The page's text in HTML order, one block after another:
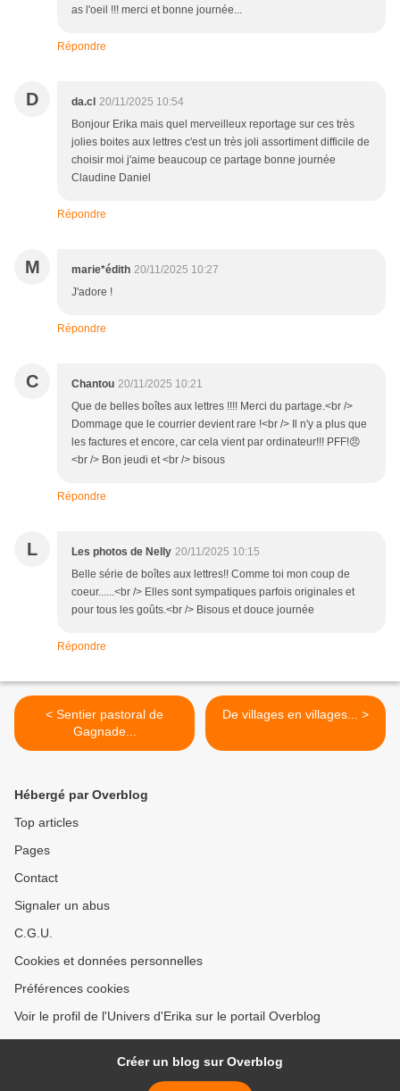
as l'oeil !!! merci et bonne journée...
Répondre
D da.cl 20/11/2025 10:54
Bonjour Erika mais quel merveilleux reportage sur ces très
jolies boites aux lettres c'est un très joli assortiment difficile de
choisir moi j'aime beaucoup ce partage bonne journée
Claudine Daniel
Répondre
M marie*édith 20/11/2025 10:27
J'adore !
Répondre
C Chantou 20/11/2025 10:21
Que de belles boîtes aux lettres !!!! Merci du partage.<br />
Dommage que le courrier devient rare !<br /> Il n'y a plus que
les factures et encore, car cela vient par ordinateur!!! PFF!😠
<br /> Bon jeudi et <br /> bisous
Répondre
L Les photos de Nelly 20/11/2025 10:15
Belle série de boîtes aux lettres!! Comme toi mon coup de
coeur......<br /> Elles sont sympatiques parfois originales et
pour tous les goûts.<br /> Bisous et douce journée
Répondre
< Sentier pastoral de
Gagnade...
De villages en villages... >
Hébergé par Overblog
Top articles
Pages
Contact
Signaler un abus
C.G.U.
Cookies et données personnelles
Préférences cookies
Voir le profil de l'Univers d'Erika sur le portail Overblog
Créer un blog sur Overblog